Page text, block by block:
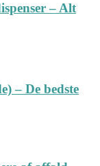
– Alt
– De bedste